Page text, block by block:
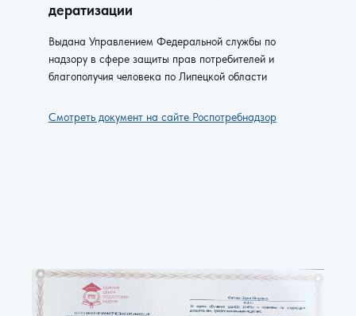
дератизации
Выдана Управлением Федеральной службы по
надзору в сфере защиты прав потребителей и
благополучия человека по Липецкой области
Смотреть документ на сайте Роспотребнадзор